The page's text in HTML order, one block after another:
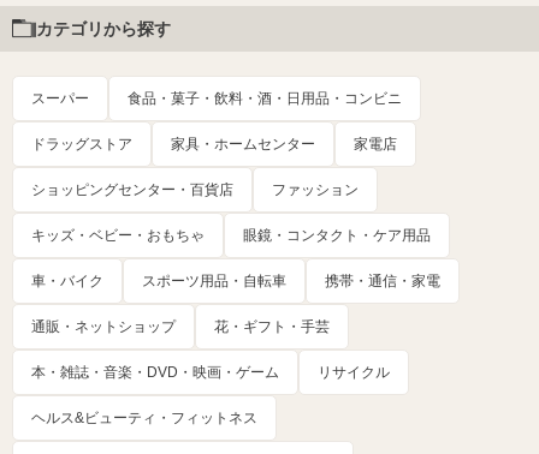
カテゴリから探す
スーパー 食品・菓子・飲料・酒・日用品・コンビニ
ドラッグストア 家具・ホームセンター 家電店
ショッピングセンター・百貨店 ファッション
キッズ・ベビー・おもちゃ 眼鏡・コンタクト・ケア用品
車・バイク スポーツ用品・自転車 携帯・通信・家電
通販・ネットショップ 花・ギフト・手芸
本・雑誌・音楽・DVD・映画・ゲーム リサイクル
ヘルス&ビューティ・フィットネス